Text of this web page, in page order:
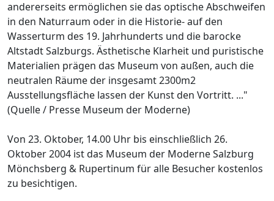
andererseits ermöglichen sie das optische Abschweifen
in den Naturraum oder in die Historie- auf den
Wasserturm des 19. Jahrhunderts und die barocke
Altstadt Salzburgs. Ästhetische Klarheit und puristische
Materialien prägen das Museum von außen, auch die
neutralen Räume der insgesamt 2300m2
Ausstellungsfläche lassen der Kunst den Vortritt. ..."
(Quelle / Presse Museum der Moderne)
Von 23. Oktober, 14.00 Uhr bis einschließlich 26.
Oktober 2004 ist das Museum der Moderne Salzburg
Mönchsberg & Rupertinum für alle Besucher kostenlos
zu besichtigen.